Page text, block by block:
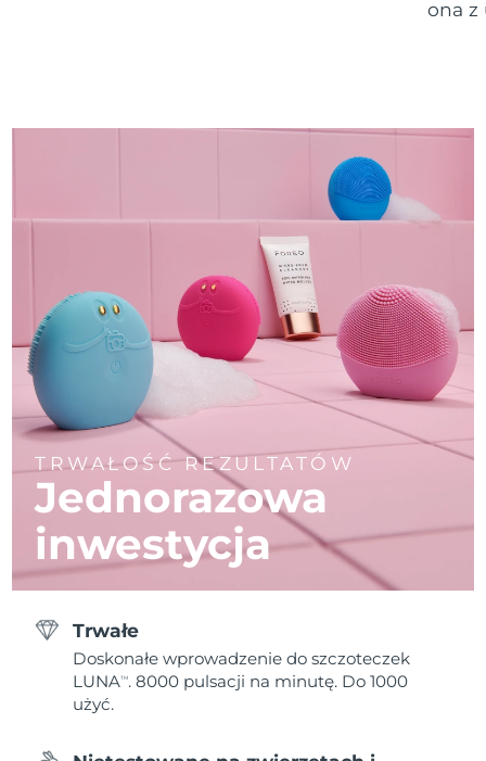
ona z
TRWAŁOŚĆ REZULTATÓW
Jednorazowa
inwestycja
Trwałe
Doskonałe wprowadzenie do szczoteczek
LUNATM . 8000 pulsacji na minutę. Do 1000
użyć.